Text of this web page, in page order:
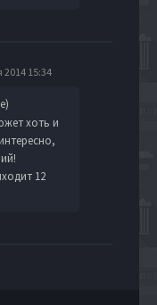
2014 15:34
хоть и
12